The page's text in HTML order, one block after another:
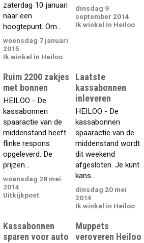
zaterdag 10 januari
naar een
hoogtepunt. Om...
woensdag 7 januari
2015
Ik winkel in Heiloo
dinsdag 9
september 2014
Ik winkel in Heiloo
Ruim 2200 zakjes
met bonnen
HEILOO - De
kassabonnen
spaaractie van de
middenstand heeft
flinke respons
opgeleverd. De
prijzen...
woensdag 28 mei
2014
Uitkijkpost
Laatste
kassabonnen
inleveren
HEILOO - De
kassabonnen
spaaractie van de
middenstand wordt
dit weekend
afgesloten. Je kunt
kans...
dinsdag 20 mei
2014
Ik winkel in Heiloo
Kassabonnen
sparen voor auto
Muppets
veroveren Heiloo